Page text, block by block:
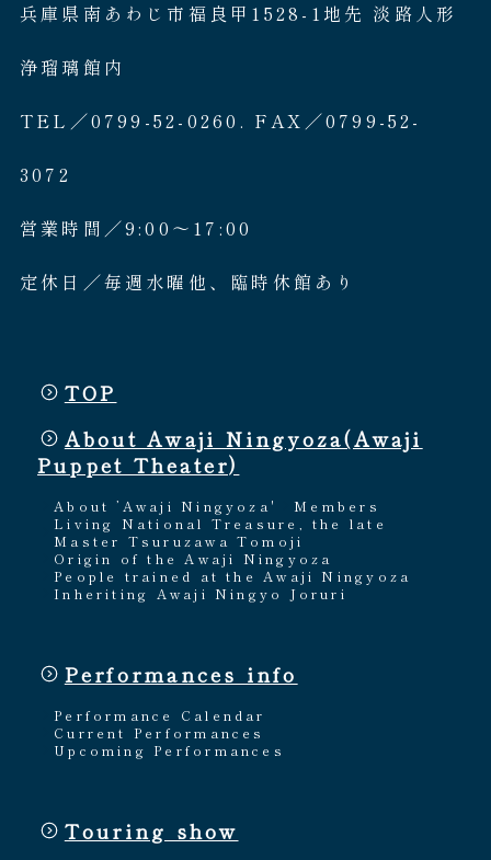
兵庫県南あわじ市福良甲1528-1地先 淡路人形
浄瑠璃館内
TEL／0799-52-0260. FAX／0799-52-
3072
営業時間／9:00〜17:00
定休日／毎週水曜他、臨時休館あり
TOP
About Awaji Ningyoza(Awaji
Puppet Theater)
About ’Awaji Ningyoza'
Members
Living National Treasure, the late
Master Tsuruzawa Tomoji
Origin of the Awaji Ningyoza
People trained at the Awaji Ningyoza
Inheriting Awaji Ningyo Joruri
Performances info
Performance Calendar
Current Performances
Upcoming Performances
Touring show